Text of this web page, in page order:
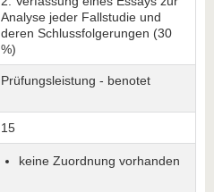
Analyse jeder Fallstudie und
deren Schlussfolgerungen (30
%)
Prüfungsleistung - benotet
15
keine Zuordnung vorhanden